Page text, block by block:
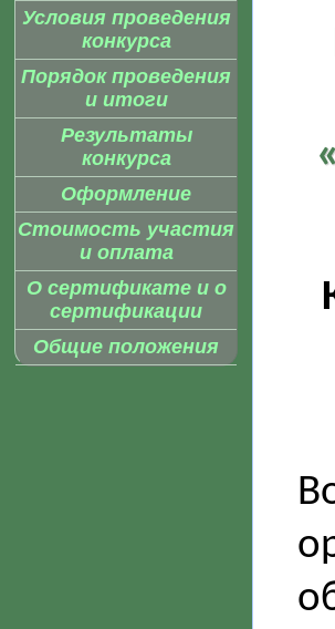
Условия проведения
конкурса
Порядок проведения
и итоги
Результаты
конкурса
Оформление
Стоимость участия
и оплата
О сертификате и о
сертификации
Общие положения